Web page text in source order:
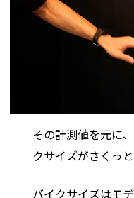
その計測値を元に
クサイズがさくっ
バイクサイズはモ